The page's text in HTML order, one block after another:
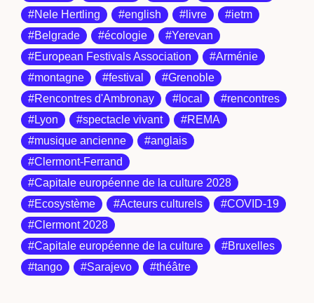
#Nele Hertling
#english #livre
#ietm
#Belgrade
#écologie
#Yerevan
#European Festivals Association
#Arménie
#montagne
#festival
#Grenoble
#Rencontres d'Ambronay
#local
#rencontres
#Lyon
#spectacle vivant
#REMA
#musique ancienne
#anglais
#Clermont-Ferrand
#Capitale européenne de la culture 2028
#Ecosystème
#Acteurs culturels
#COVID-19
#Clermont 2028
#Capitale européenne de la culture
#Bruxelles
#tango
#Sarajevo #théâtre